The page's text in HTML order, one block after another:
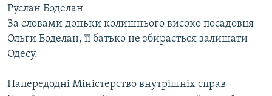
ДОЛУЧАЙСЯ!
Руслан Боделан
За словами доньки колишнього високо посадовця
Ольги Боделан, її батько не збирається залишати
Одесу.
Напередодні Міністерство внутрішніх справ